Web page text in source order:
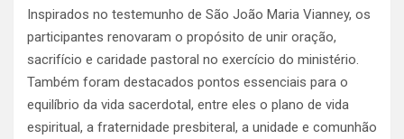
Inspirados no testemunho de São João Maria Vianney, os
participantes renovaram o propósito de unir oração,
sacrifício e caridade pastoral no exercício do ministério.
Também foram destacados pontos essenciais para o
equilíbrio da vida sacerdotal, entre eles o plano de vida
espiritual, a fraternidade presbiteral, a unidade e comunhão